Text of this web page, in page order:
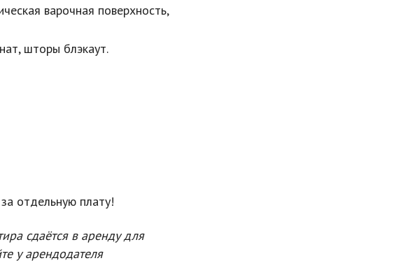
варочная поверхность,
шторы блэкаут.
отдельную плату!
сдаётся в аренду для
у арендодателя